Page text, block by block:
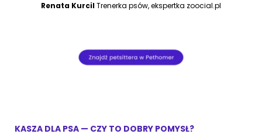
Renata KurcilTrenerka psów, ekspertka zoocial.pl
KASZA DLA PSA — CZY TO DOBRY POMYSŁ?